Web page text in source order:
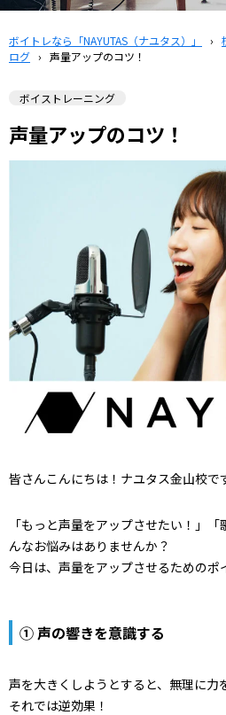
ボイトレなら「NAYUTAS（ナユタス）」 ›
ログ › 声量アップのコツ！
ボイストレーニング
声量アップのコツ！
皆さんこんにちは！ナユタス金山校で
「もっと声量をアップさせたい！」
んなお悩みはありませんか？
今日は、声量をアップさせるためのポ
① 声の響きを意識する
声を大きくしようとすると、無理に力
それでは逆効果！